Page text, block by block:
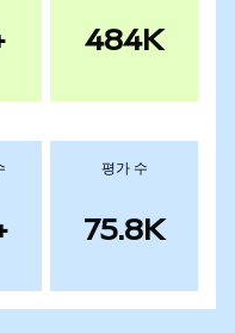
484K
평가 수
75.8K